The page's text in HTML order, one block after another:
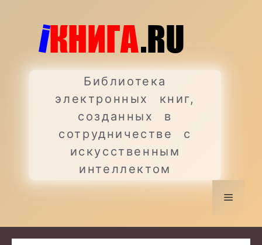
содержимому
Библиотека
электронных книг,
созданных в
сотрудничестве с
искусственным
интеллектом
Меню